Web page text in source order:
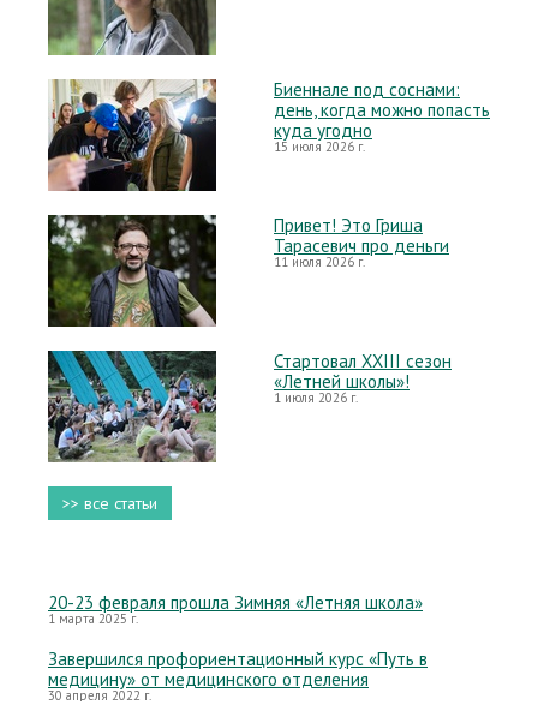
Биеннале под соснами:
день, когда можно попасть
куда угодно
15 июля 2026 г.
Привет! Это Гриша
Тарасевич про деньги
11 июля 2026 г.
Стартовал XXIII сезон
«Летней школы»!
1 июля 2026 г.
>> все статьи
20-23 февраля прошла Зимняя «Летняя школа»
1 марта 2025 г.
Завершился профориентационный курс «Путь в
медицину» от медицинского отделения
30 апреля 2022 г.